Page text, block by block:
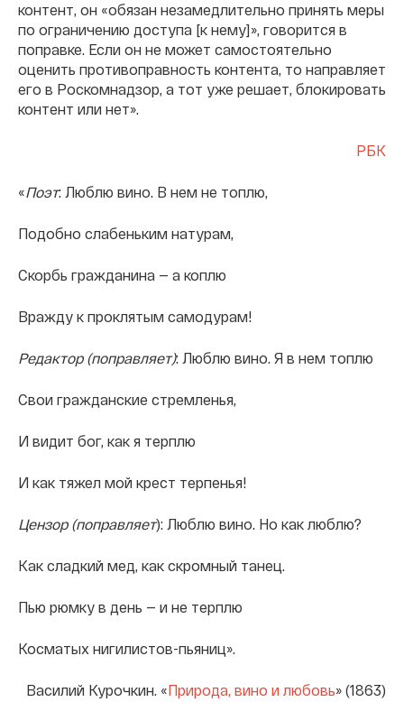
контент, он «обязан незамедлительно принять меры
по ограничению доступа [к нему]», говорится в
поправке. Если он не может самостоятельно
оценить противоправность контента, то направляет
его в Роскомнадзор, а тот уже решает, блокировать
контент или нет».
РБК
«Поэт: Люблю вино. В нем не топлю,
Подобно слабеньким натурам,
Скорбь гражданина — а коплю
Вражду к проклятым самодурам!
Редактор (поправляет): Люблю вино. Я в нем топлю
Свои гражданские стремленья,
И видит бог, как я терплю
И как тяжел мой крест терпенья!
Цензор (поправляет): Люблю вино. Но как люблю?
Как сладкий мед, как скромный танец.
Пью рюмку в день — и не терплю
Косматых нигилистов-пьяниц».
Василий Курочкин. «Природа, вино и любовь» (1863)